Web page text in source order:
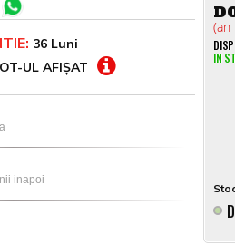
36 Luni
UL AFIȘAT
inapoi
(an
IN